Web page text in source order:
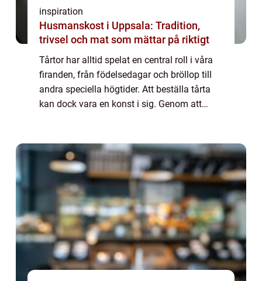
inspiration
Husmanskost i Uppsala: Tradition,
trivsel och mat som mättar på riktigt
Tårtor har alltid spelat en central roll i våra
firanden, från födelsedagar och bröllop till
andra speciella högtider. Att beställa tårta
kan dock vara en konst i sig. Genom att